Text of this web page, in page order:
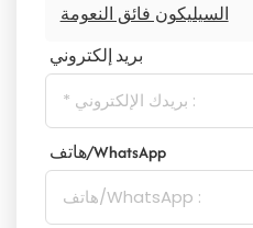
السيليكون فائق النعومة
بريد إلكتروني
هاتف/WhatsApp